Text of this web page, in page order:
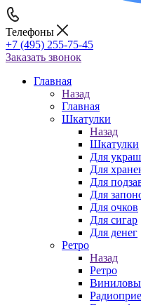
Телефоны
+7 (495) 255-75-45
Заказать звонок
Главная
Назад
Главная
Шкатулки
Назад
Шкатулки
Для
Для
Для
Для
Для очков
Для сигар
Для денег
Ретро
Назад
Ретро